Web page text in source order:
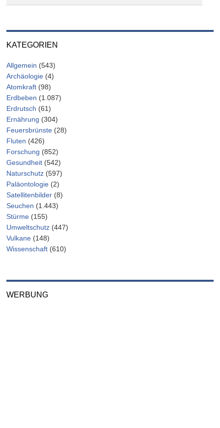
KATEGORIEN
Allgemein (543)
Archäologie (4)
Atomkraft (98)
Erdbeben (1.087)
Erdrutsch (61)
Ernährung (304)
Feuersbrünste (28)
Fluten (426)
Forschung (852)
Gesundheit (542)
Naturschutz (597)
Paläontologie (2)
Satellitenbilder (8)
Seuchen (1.443)
Stürme (155)
Umweltschutz (447)
Vulkane (148)
Wissenschaft (610)
WERBUNG